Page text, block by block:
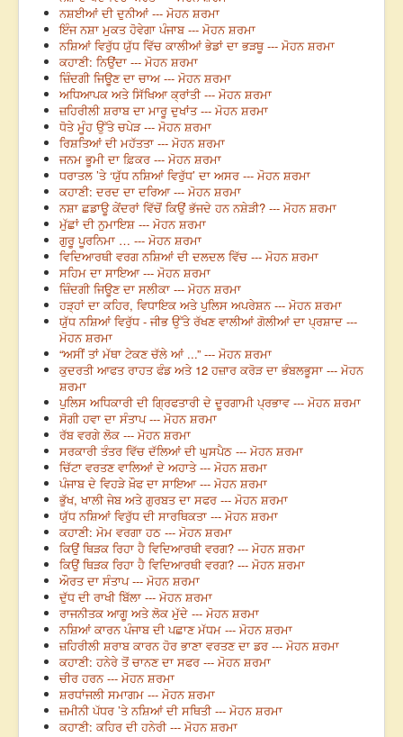
ਨਸ਼ਈਆਂ ਦੀ ਦੁਨੀਆਂ --- ਮੋਹਨ ਸ਼ਰਮਾ
ਇੰਜ ਨਸ਼ਾ ਮੁਕਤ ਹੋਵੇਗਾ ਪੰਜਾਬ --- ਮੋਹਨ ਸ਼ਰਮਾ
ਨਸ਼ਿਆਂ ਵਿਰੁੱਧ ਯੁੱਧ ਵਿੱਚ ਕਾਲੀਆਂ ਭੇਡਾਂ ਦਾ ਭੜਥੂ --- ਮੋਹਨ ਸ਼ਰਮਾ
ਕਹਾਣੀ: ਨਿਉਂਦਾ --- ਮੋਹਨ ਸ਼ਰਮਾ
ਜ਼ਿੰਦਗੀ ਜਿਊਣ ਦਾ ਚਾਅ --- ਮੋਹਨ ਸ਼ਰਮਾ
ਅਧਿਆਪਕ ਅਤੇ ਸਿੱਖਿਆ ਕ੍ਰਾਂਤੀ --- ਮੋਹਨ ਸ਼ਰਮਾ
ਜ਼ਹਿਰੀਲੀ ਸ਼ਰਾਬ ਦਾ ਮਾਰੂ ਦੁਖਾਂਤ --- ਮੋਹਨ ਸ਼ਰਮਾ
ਧੋਤੇ ਮੂੰਹ ਉੱਤੇ ਚਪੇੜ --- ਮੋਹਨ ਸ਼ਰਮਾ
ਰਿਸ਼ਤਿਆਂ ਦੀ ਮਹੱਤਤਾ --- ਮੋਹਨ ਸ਼ਰਮਾ
ਜਨਮ ਭੂਮੀ ਦਾ ਫ਼ਿਕਰ --- ਮੋਹਨ ਸ਼ਰਮਾ
ਧਰਾਤਲ ’ਤੇ ‘ਯੁੱਧ ਨਸ਼ਿਆਂ ਵਿਰੁੱਧ’ ਦਾ ਅਸਰ --- ਮੋਹਨ ਸ਼ਰਮਾ
ਕਹਾਣੀ: ਦਰਦ ਦਾ ਦਰਿਆ --- ਮੋਹਨ ਸ਼ਰਮਾ
ਨਸ਼ਾ ਛਡਾਊ ਕੇਂਦਰਾਂ ਵਿੱਚੋਂ ਕਿਉਂ ਭੱਜਦੇ ਹਨ ਨਸ਼ੇੜੀ? --- ਮੋਹਨ ਸ਼ਰਮਾ
ਮੁੱਛਾਂ ਦੀ ਨੁਮਾਇਸ਼ --- ਮੋਹਨ ਸ਼ਰਮਾ
ਗੁਰੂ ਪੂਰਨਿਮਾ … --- ਮੋਹਨ ਸ਼ਰਮਾ
ਵਿਦਿਆਰਥੀ ਵਰਗ ਨਸ਼ਿਆਂ ਦੀ ਦਲਦਲ ਵਿੱਚ --- ਮੋਹਨ ਸ਼ਰਮਾ
ਸਹਿਮ ਦਾ ਸਾਇਆ --- ਮੋਹਨ ਸ਼ਰਮਾ
ਜ਼ਿੰਦਗੀ ਜਿਊਣ ਦਾ ਸਲੀਕਾ --- ਮੋਹਨ ਸ਼ਰਮਾ
ਹੜ੍ਹਾਂ ਦਾ ਕਹਿਰ, ਵਿਧਾਇਕ ਅਤੇ ਪੁਲਿਸ ਅਪਰੇਸ਼ਨ --- ਮੋਹਨ ਸ਼ਰਮਾ
ਯੁੱਧ ਨਸ਼ਿਆਂ ਵਿਰੁੱਧ - ਜੀਭ ਉੱਤੇ ਰੱਖਣ ਵਾਲੀਆਂ ਗੋਲੀਆਂ ਦਾ ਪ੍ਰਸ਼ਾਦ ---
ਮੋਹਨ ਸ਼ਰਮਾ
“ਅਸੀਂ ਤਾਂ ਮੱਥਾ ਟੇਕਣ ਚੱਲੇ ਆਂ ...” --- ਮੋਹਨ ਸ਼ਰਮਾ
ਕੁਦਰਤੀ ਆਫਤ ਰਾਹਤ ਫੰਡ ਅਤੇ 12 ਹਜ਼ਾਰ ਕਰੋੜ ਦਾ ਭੰਬਲਭੂਸਾ --- ਮੋਹਨ
ਸ਼ਰਮਾ
ਪੁਲਿਸ ਅਧਿਕਾਰੀ ਦੀ ਗ੍ਰਿਫਤਾਰੀ ਦੇ ਦੂਰਗਾਮੀ ਪ੍ਰਭਾਵ --- ਮੋਹਨ ਸ਼ਰਮਾ
ਸੋਗੀ ਹਵਾ ਦਾ ਸੰਤਾਪ --- ਮੋਹਨ ਸ਼ਰਮਾ
ਰੱਬ ਵਰਗੇ ਲੋਕ --- ਮੋਹਨ ਸ਼ਰਮਾ
ਸਰਕਾਰੀ ਤੰਤਰ ਵਿੱਚ ਦੱਲਿਆਂ ਦੀ ਘੁਸਪੈਠ --- ਮੋਹਨ ਸ਼ਰਮਾ
ਚਿੱਟਾ ਵਰਤਣ ਵਾਲਿਆਂ ਦੇ ਅਹਾਤੇ --- ਮੋਹਨ ਸ਼ਰਮਾ
ਪੰਜਾਬ ਦੇ ਵਿਹੜੇ ਖ਼ੌਫ ਦਾ ਸਾਇਆ --- ਮੋਹਨ ਸ਼ਰਮਾ
ਭੁੱਖ, ਖਾਲੀ ਜੇਬ ਅਤੇ ਗੁਰਬਤ ਦਾ ਸਫਰ --- ਮੋਹਨ ਸ਼ਰਮਾ
ਯੁੱਧ ਨਸ਼ਿਆਂ ਵਿਰੁੱਧ ਦੀ ਸਾਰਥਿਕਤਾ --- ਮੋਹਨ ਸ਼ਰਮਾ
ਕਹਾਣੀ: ਮੋਮ ਵਰਗਾ ਹਠ --- ਮੋਹਨ ਸ਼ਰਮਾ
ਕਿਉਂ ਥਿੜਕ ਰਿਹਾ ਹੈ ਵਿਦਿਆਰਥੀ ਵਰਗ? --- ਮੋਹਨ ਸ਼ਰਮਾ
ਕਿਉਂ ਥਿੜਕ ਰਿਹਾ ਹੈ ਵਿਦਿਆਰਥੀ ਵਰਗ? --- ਮੋਹਨ ਸ਼ਰਮਾ
ਔਰਤ ਦਾ ਸੰਤਾਪ --- ਮੋਹਨ ਸ਼ਰਮਾ
ਦੁੱਧ ਦੀ ਰਾਖੀ ਬਿੱਲਾ --- ਮੋਹਨ ਸ਼ਰਮਾ
ਰਾਜਨੀਤਕ ਆਗੂ ਅਤੇ ਲੋਕ ਮੁੱਦੇ --- ਮੋਹਨ ਸ਼ਰਮਾ
ਨਸ਼ਿਆਂ ਕਾਰਨ ਪੰਜਾਬ ਦੀ ਪਛਾਣ ਮੱਧਮ --- ਮੋਹਨ ਸ਼ਰਮਾ
ਜ਼ਹਿਰੀਲੀ ਸ਼ਰਾਬ ਕਾਰਨ ਹੋਰ ਭਾਣਾ ਵਰਤਣ ਦਾ ਡਰ --- ਮੋਹਨ ਸ਼ਰਮਾ
ਕਹਾਣੀ: ਹਨੇਰੇ ਤੋਂ ਚਾਨਣ ਦਾ ਸਫਰ --- ਮੋਹਨ ਸ਼ਰਮਾ
ਚੀਰ ਹਰਨ --- ਮੋਹਨ ਸ਼ਰਮਾ
ਸ਼ਰਧਾਂਜਲੀ ਸਮਾਗਮ --- ਮੋਹਨ ਸ਼ਰਮਾ
ਜ਼ਮੀਨੀ ਪੱਧਰ ’ਤੇ ਨਸ਼ਿਆਂ ਦੀ ਸਥਿਤੀ --- ਮੋਹਨ ਸ਼ਰਮਾ
ਕਹਾਣੀ: ਕਹਿਰ ਦੀ ਹਨੇਰੀ --- ਮੋਹਨ ਸ਼ਰਮਾ